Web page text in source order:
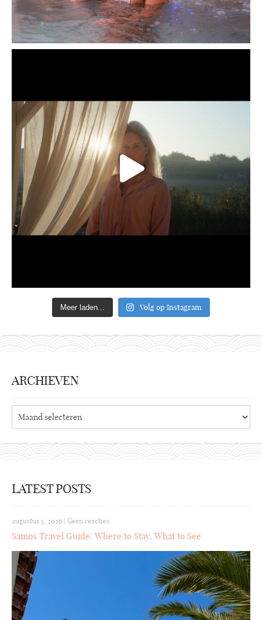
Meer laden... Volg op Instagram
ARCHIEVEN
Archieven
LATEST POSTS
augustus 5, 2026 | Geen reacties
Samos Travel Guide: Where to Stay, What to See